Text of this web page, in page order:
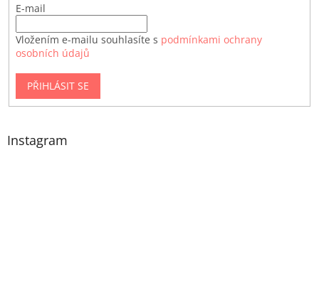
E-mail
Vložením e-mailu souhlasíte s podmínkami ochrany
osobních údajů
PŘIHLÁSIT SE
Instagram